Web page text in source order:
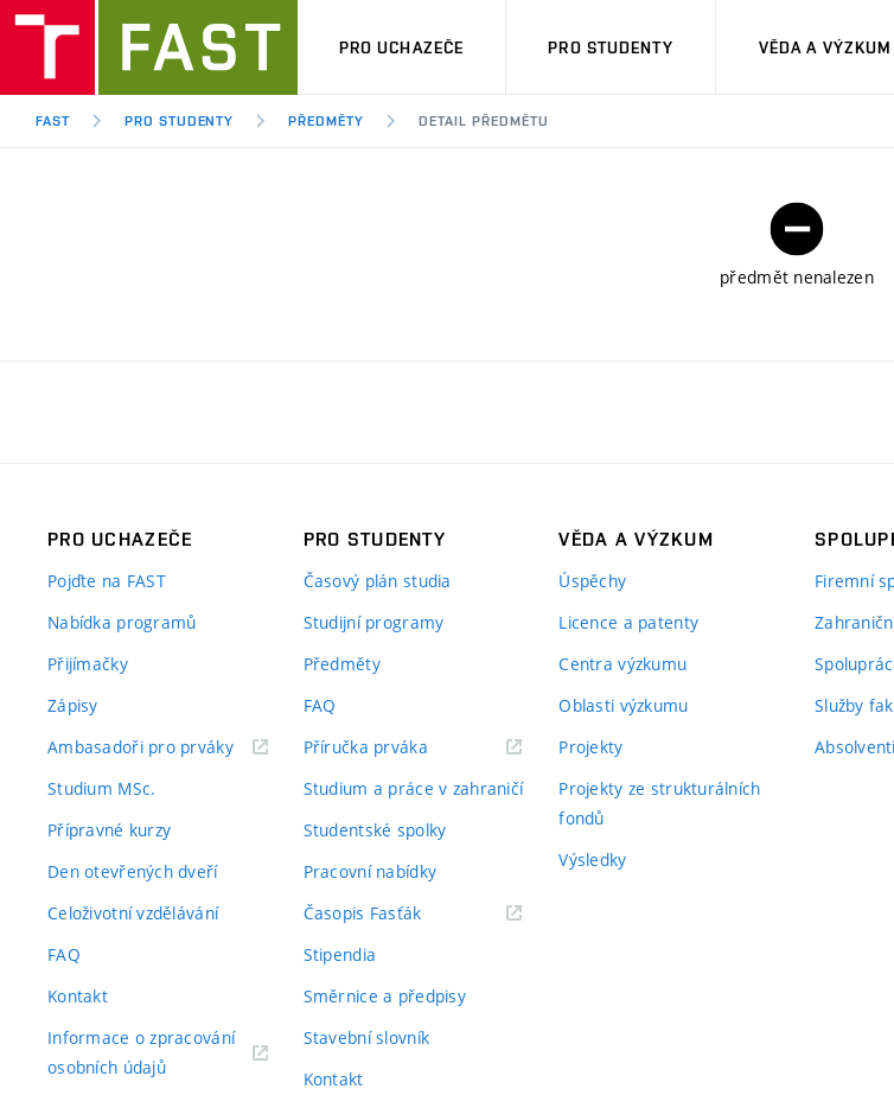
PRO UCHAZEČE PRO STUDENTY VĚDA A VÝZKUM
FAST PRO STUDENTY PŘEDMĚTY DETAIL PŘEDMĚTU
předmět nenalezen
PRO UCHAZEČE
Pojďte na FAST
Nabídka programů
Přijímačky
Zápisy
Ambasadoři pro prváky(externí
Studium MSc.
Přípravné kurzy
Den otevřených dveří
Celoživotní vzdělávání
FAQ
Kontakt
Informace o zpracování
osobních údajů(externí
PRO STUDENTY
Časový plán studia
Studijní programy
Předměty
FAQ
Příručka prváka(externí
Studium a práce v zahraničí
Studentské spolky
Pracovní nabídky
Časopis Fasťák(externí
Stipendia
Směrnice a předpisy
Stavební slovník
Kontakt
VĚDA A VÝZKUM
Úspěchy
Licence a patenty
Centra výzkumu
Oblasti výzkumu
Projekty
Projekty ze strukturálních
fondů
Výsledky
Firemní
Služby
Absolventi